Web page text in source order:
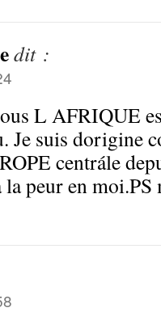
dit :
L AFRIQUE
Je suis dorigine
centrále
peur en moi.PS